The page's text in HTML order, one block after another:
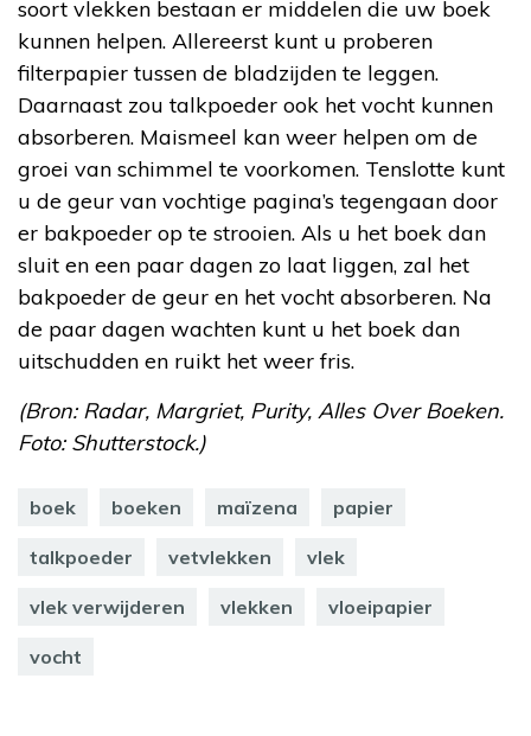
soort vlekken bestaan er middelen die uw boek
kunnen helpen. Allereerst kunt u proberen
filterpapier tussen de bladzijden te leggen.
Daarnaast zou talkpoeder ook het vocht kunnen
absorberen. Maismeel kan weer helpen om de
groei van schimmel te voorkomen. Tenslotte kunt
u de geur van vochtige pagina’s tegengaan door
er bakpoeder op te strooien. Als u het boek dan
sluit en een paar dagen zo laat liggen, zal het
bakpoeder de geur en het vocht absorberen. Na
de paar dagen wachten kunt u het boek dan
uitschudden en ruikt het weer fris.
(Bron: Radar, Margriet, Purity, Alles Over Boeken.
Foto: Shutterstock.)
boek boeken maïzena papier
talkpoeder vetvlekken vlek
vlek verwijderen vlekken vloeipapier
vocht